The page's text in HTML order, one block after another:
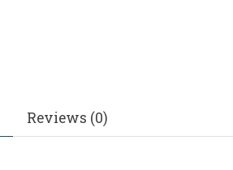
Reviews (0)